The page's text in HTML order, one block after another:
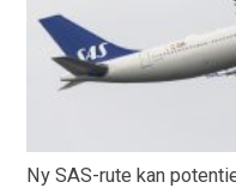
Ny SAS-rute kan